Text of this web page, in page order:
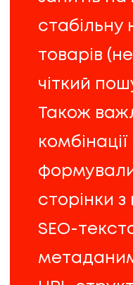
стабільну
товарів
чіткий
Також
комбінації
формували
сторінки з
SEO-